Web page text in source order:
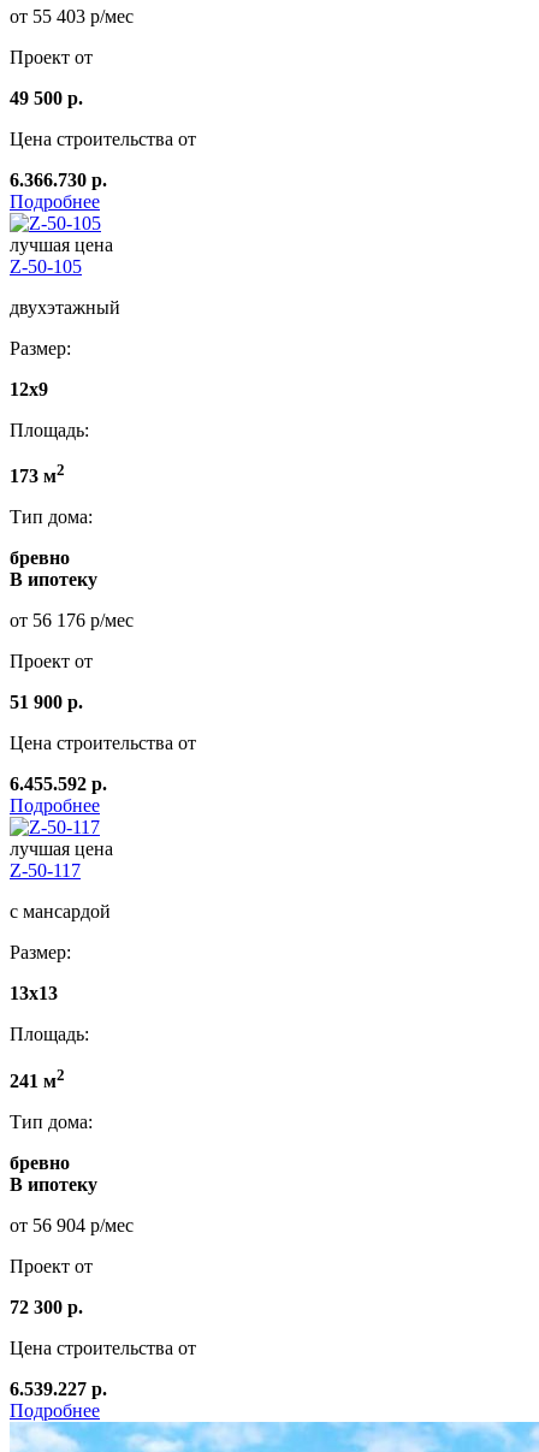
от 55 403 р/мес
Проект от
49 500 р.
Цена строительства от
6.366.730 р.
Подробнее
лучшая цена
Z-50-105
двухэтажный
Размер:
12x9
Площадь:
173 м2
Тип дома:
бревно
В ипотеку
от 56 176 р/мес
Проект от
51 900 р.
Цена строительства от
6.455.592 р.
Подробнее
лучшая цена
Z-50-117
с мансардой
Размер:
13x13
Площадь:
241 м2
Тип дома:
бревно
В ипотеку
от 56 904 р/мес
Проект от
72 300 р.
Цена строительства от
6.539.227 р.
Подробнее